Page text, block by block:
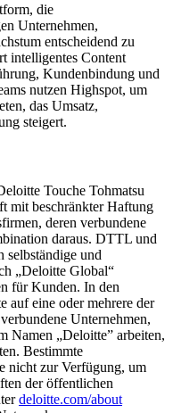
die
Unternehmen,
entscheidend zu
intelligentes Content
Kundenbindung und
nutzen Highspot, um
das Umsatz,
steigert.
Touche Tohmatsu
mit beschränkter Haftung
deren verbundene
daraus. DTTL und
und
„Deloitte Global“
für Kunden. In den
auf eine oder mehrere der
Unternehmen,
Namen „Deloitte” arbeiten,
Bestimmte
nicht zur Verfügung, um
der öffentlichen
deloitte.com/about